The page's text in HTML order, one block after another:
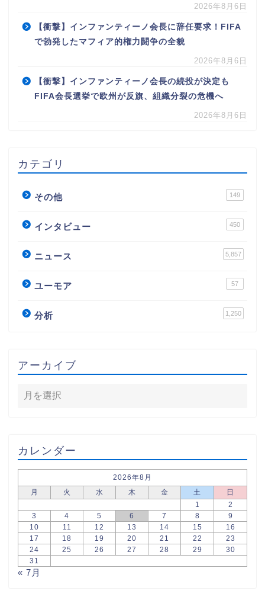
2026年8月6日
【衝撃】インファンティーノ会長に辞任要求！FIFA
で勃発したマフィア的権力闘争の全貌
2026年8月6日
【衝撃】インファンティーノ会長の続投が決定も
FIFA会長選挙で欧州が反旗、組織分裂の危機へ
2026年8月6日
カテゴリ
その他 149
インタビュー 450
ニュース 5,857
ユーモア 57
分析 1,250
アーカイブ
カレンダー
2026年8月
月
火 水 木 金 土
日
1
2
3
4 5 6 7 8
9
10
11 12 13 14 15
16
17
18 19 20 21 22
23
24
25 26 27 28 29
30
31
« 7月